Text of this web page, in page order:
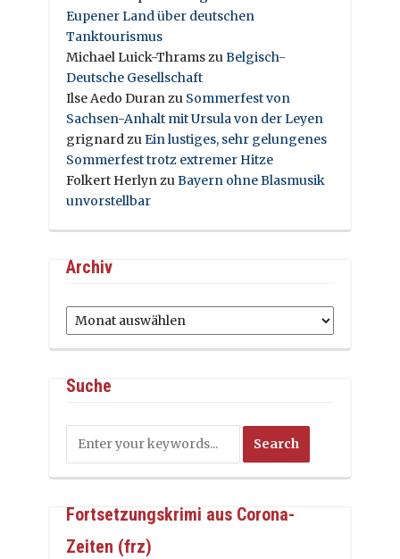
Eupener Land über deutschen
Tanktourismus
Michael Luick-ThramszuBelgisch-
Deutsche Gesellschaft
Ilse Aedo Duranzu Sommerfest von
Sachsen-Anhalt mit Ursula von der Leyen
grignardzuEin lustiges, sehr gelungenes
Sommerfest trotz extremer Hitze
Folkert HerlynzuBayern ohne Blasmusik
unvorstellbar
Archiv
Archiv
Suche
Fortsetzungskrimi aus Corona-
Zeiten (frz)